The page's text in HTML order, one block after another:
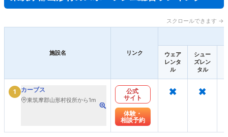
スクロールできます →
施設名 リンク
ウェア
レンタ
ル
シュー
ズレン
タル
1 カーブス
東筑摩郡山形村役所から1m
公式
サイト
体験・
相談予約
× ×